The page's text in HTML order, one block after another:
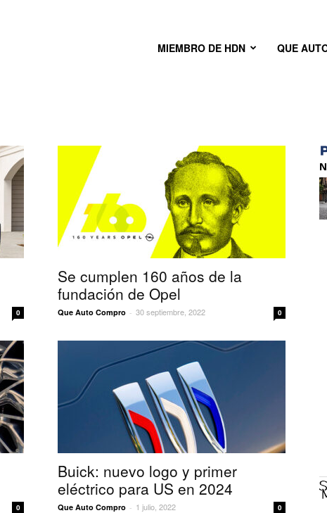
MIEMBRO DE HDN QUE
0
Se cumplen 160 años de la
fundación de Opel
Que Auto Compro - 30 septiembre, 2022 0
0
Buick: nuevo logo y primer
eléctrico para US en 2024
Que Auto Compro - 1 julio, 2022 0